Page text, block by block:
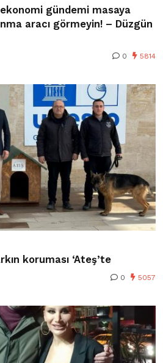
ekonomi gündemi masaya
aracı görmeyin! – Düzgün
0 5814
koruması ‘Ateş’te
0 5057